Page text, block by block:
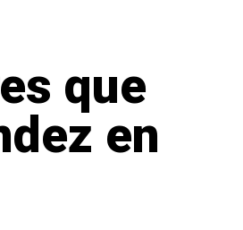
que
en